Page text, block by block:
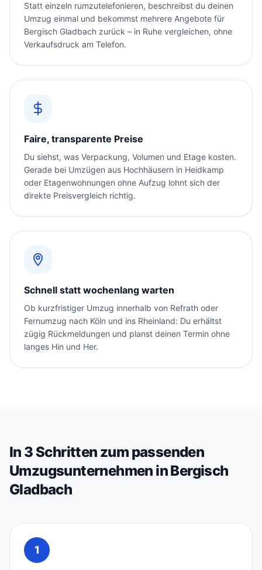
Statt einzeln rumzutelefonieren, beschreibst du deinen
Umzug einmal und bekommst mehrere Angebote für
Bergisch Gladbach zurück – in Ruhe vergleichen, ohne
Verkaufsdruck am Telefon.
Faire, transparente Preise
Du siehst, was Verpackung, Volumen und Etage kosten.
Gerade bei Umzügen aus Hochhäusern in Heidkamp
oder Etagenwohnungen ohne Aufzug lohnt sich der
direkte Preisvergleich richtig.
Schnell statt wochenlang warten
Ob kurzfristiger Umzug innerhalb von Refrath oder
Fernumzug nach Köln und ins Rheinland: Du erhältst
zügig Rückmeldungen und planst deinen Termin ohne
langes Hin und Her.
In 3 Schritten zum passenden
Umzugsunternehmen in Bergisch
Gladbach
1